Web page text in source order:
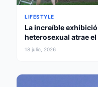
LIFESTYLE
La increíble
heterosexual atrae
gobernador
18 julio, 2026